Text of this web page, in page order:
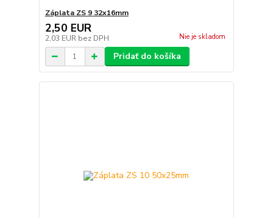
Záplata ZS 9 32x16mm
2,50 EUR
2,03 EUR bez DPH Nie je skladom
Pridať do košíka